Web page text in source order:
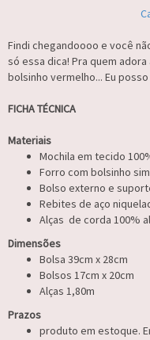
Findi chegandoooo e você
só essa dica! Pra quem
bolsinho vermelho... Eu
FICHA TÉCNICA
Materiais
Mochila em tecido
Forro com bolsinho
Bolso externo e
Rebites de aço
Alças de corda 100%
Dimensões
Bolsa 39cm x 28cm
Bolsos 17cm x 20cm
Alças 1,80m
Prazos
produto em estoque.